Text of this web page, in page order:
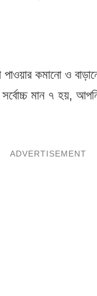
পাওয়ার কমানো ও
মান ৭ হয়,